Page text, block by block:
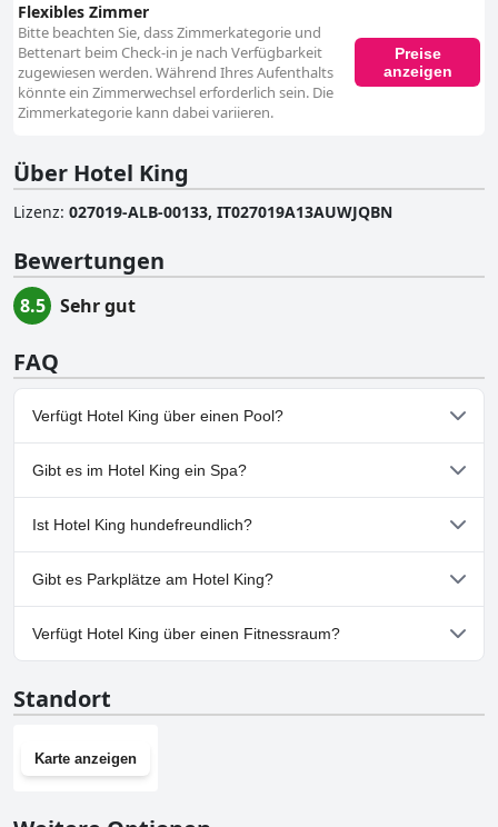
Flexibles Zimmer
Bitte beachten Sie, dass Zimmerkategorie und
Bettenart beim Check-in je nach Verfügbarkeit
zugewiesen werden. Während Ihres Aufenthalts
könnte ein Zimmerwechsel erforderlich sein. Die
Zimmerkategorie kann dabei variieren.
Preise
anzeigen
Über Hotel King
Lizenz: 027019-ALB-00133, IT027019A13AUWJQBN
Bewertungen
8.5 Sehr gut
FAQ
Verfügt Hotel King über einen Pool?
Ja, Hotel King hat Pools, die zu einer oder mehreren der
folgenden Kategorien gehören: Kinderpool, Schwimmbahnen,
Außenpool.
Gibt es im Hotel King ein Spa?
Nein, ein Spa ist im Hotel King nicht vorhanden.
Ist Hotel King hundefreundlich?
Ja, Hotel King heißt Hunde willkommen.
Gibt es Parkplätze am Hotel King?
Ja, Parkmöglichkeiten sind im Hotel King vorhanden.
Verfügt Hotel King über einen Fitnessraum?
Standort
Karte anzeigen